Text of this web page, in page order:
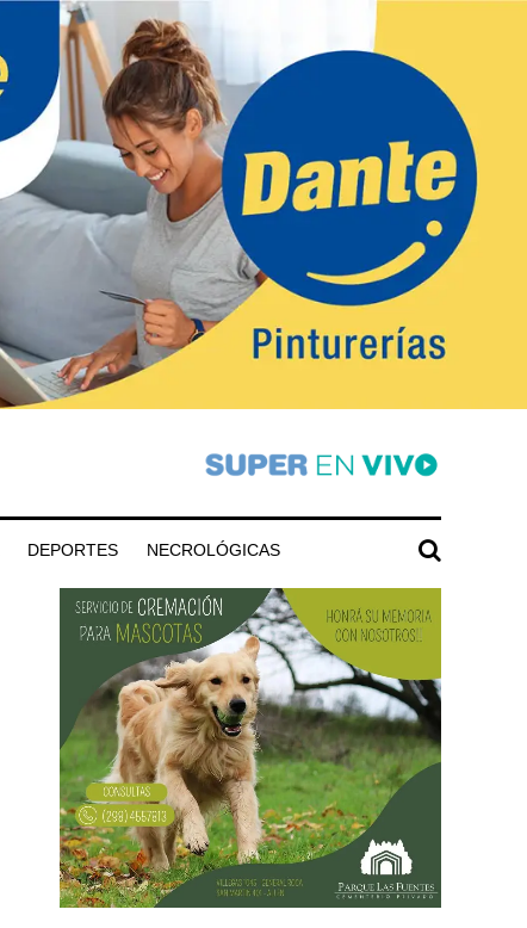
DEPORTES NECROLÓGICAS